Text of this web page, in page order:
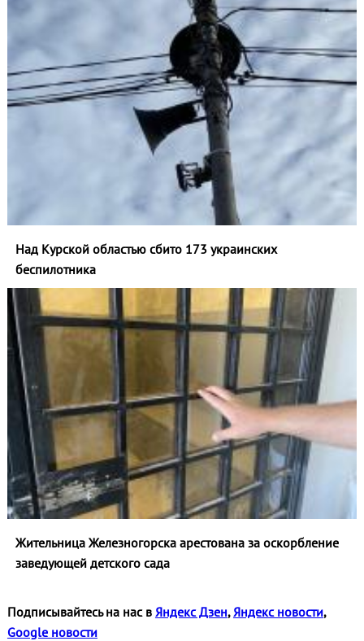
Над Курской областью сбито 173 украинских
беспилотника
Жительница Железногорска арестована за оскорбление
заведующей детского сада
Подписывайтесь на нас в Яндекс Дзен, Яндекс новости,
Google новости